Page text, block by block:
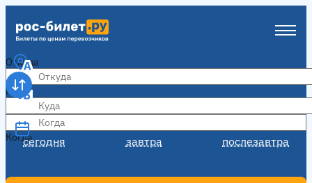
Откуда
Куда
Когда
сегодня завтра послезавтра
Когда